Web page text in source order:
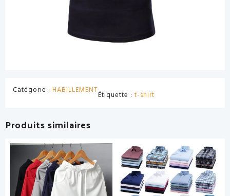
Catégorie : HABILLEMENTÉtiquette :t-shirt
Produits similaires